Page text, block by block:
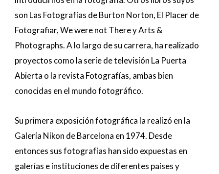
son Las Fotografías de Burton Norton, El Placer de
Fotografiar, We were not There y Arts &
Photographs. A lo largo de su carrera, ha realizado
proyectos como la serie de televisión La Puerta
Abierta o la revista Fotografías, ambas bien
conocidas en el mundo fotográfico.
Su primera exposición fotográfica la realizó en la
Galería Nikon de Barcelona en 1974. Desde
entonces sus fotografías han sido expuestas en
galerías e instituciones de diferentes países y